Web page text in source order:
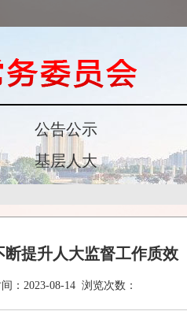
公告公示
基层人大
断提升人大监督工作质效
： 2023-08-14 浏览次数：